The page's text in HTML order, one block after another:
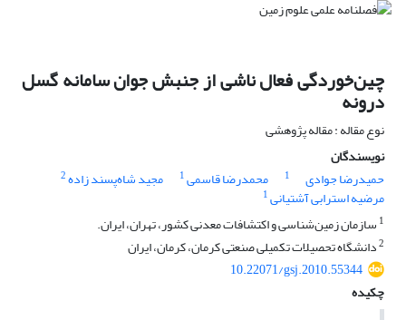
چین‌خوردگی فعال ناشی از جنبش جوان سامانه گسل
درونه
نوع مقاله : مقاله پژوهشی
نویسندگان
حمیدرضا جوادی
1 محمدرضا قاسمی1 مجید شاه‌پسند زاده2
مرضیه استرابی آشتیانی1
1 سازمان زمین‌شناسی و اکتشافات معدنی کشور، تهران، ایران.
2دانشگاه تحصیلات تکمیلی صنعتی کرمان، کرمان، ایران
10.22071/gsj.2010.55344
چکیده